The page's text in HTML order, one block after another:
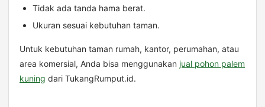
Tidak ada tanda hama berat.
Ukuran sesuai kebutuhan taman.
Untuk kebutuhan taman rumah, kantor, perumahan, atau
area komersial, Anda bisa menggunakan jual pohon palem
kuning dari TukangRumput.id.